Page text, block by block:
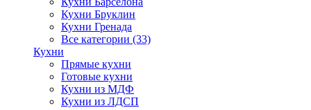
Кухни Бруклин
Кухни Гренада
Все категории (33)
Кухни
Прямые кухни
Готовые кухни
Кухни из МДФ
Кухни из ЛДСП